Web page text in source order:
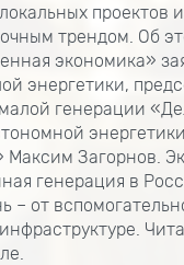
проектов
трендом. Об
экономика»
энергетики,
генерации
Загорнов.
генерация в
– от